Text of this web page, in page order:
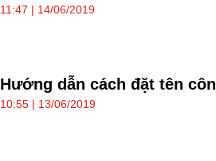
11:47 | 14/06/2019
Hướng dẫn cách đặt tên
10:55 | 13/06/2019